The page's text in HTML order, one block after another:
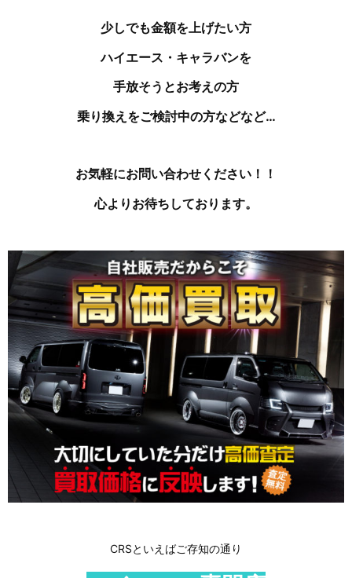
少しでも金額を上げたい方
ハイエース・キャラバンを
手放そうとお考えの方
乗り換えをご検討中の方などなど…
お気軽にお問い合わせください！！
心よりお待ちしております。
CRSといえばご存知の通り